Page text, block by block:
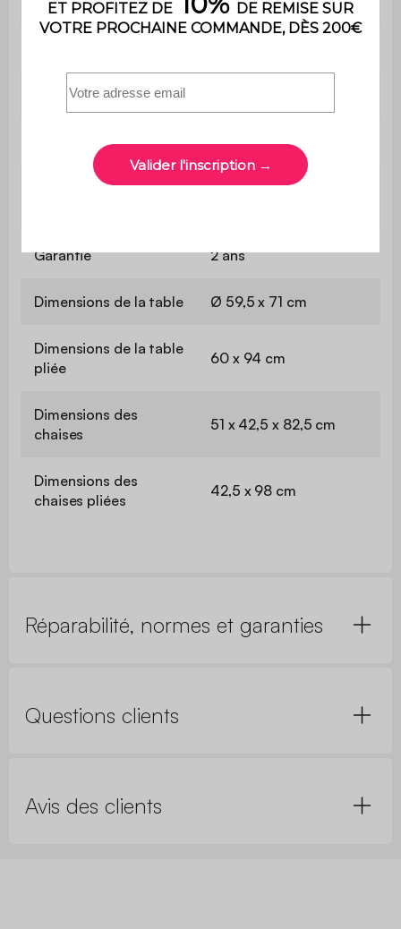
Poids max. supporté
Extérieur
Usage domestique
Garantie 2 ans
Dimensions de la table Ø 59,5 x 71 cm
Dimensions de la table
pliée
60 x 94 cm
Dimensions des
chaises
51 x 42,5 x 82,5 cm
Dimensions des
chaises pliées
42,5 x 98 cm
Réparabilité, normes et garanties
Questions clients
Avis des clients